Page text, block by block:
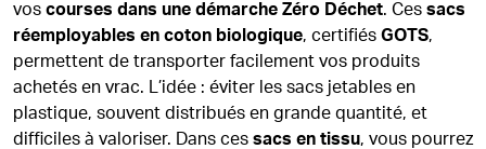
vos courses dans une démarche Zéro Déchet. Ces sacs
réemployables en coton biologique, certifiés GOTS,
permettent de transporter facilement vos produits
achetés en vrac. L’idée : éviter les sacs jetables en
plastique, souvent distribués en grande quantité, et
difficiles à valoriser. Dans ces sacs en tissu, vous pourrez